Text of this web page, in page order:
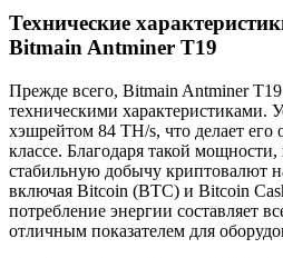
Технические
Bitmain Antminer T19
Прежде всего, Bitmain Antminer
техническими характеристиками.
хэшрейтом 84 TH/s, что делает
классе. Благодаря такой
стабильную добычу криптовалют
включая Bitcoin (BTC) и Bitcoin
потребление энергии составляет
отличным показателем для